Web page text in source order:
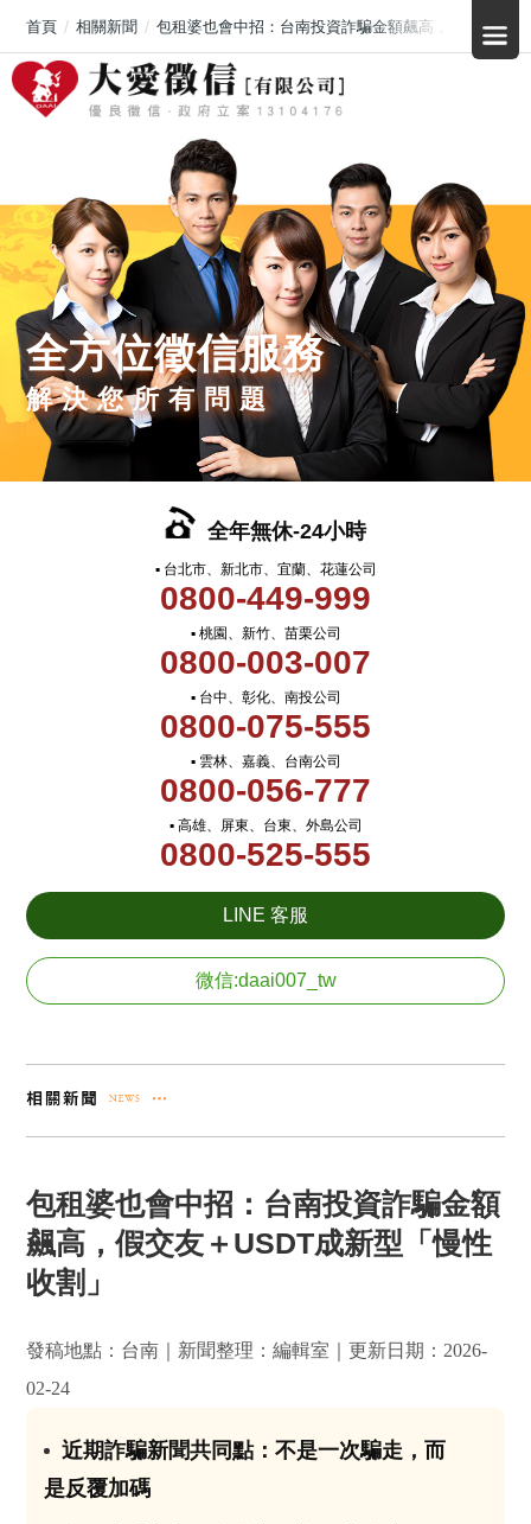
全方位徵信服務
解決您所有問題
全年無休-24小時
▪ 台北市、新北市、宜蘭、花蓮公司
0800-449-999
▪ 桃園、新竹、苗栗公司
0800-003-007
▪ 台中、彰化、南投公司
0800-075-555
▪ 雲林、嘉義、台南公司
0800-056-777
▪ 高雄、屏東、台東、外島公司
0800-525-555
LINE 客服
微信:daai007_tw
首頁 相關新聞 包租婆也會中招：台南投資詐騙金額飆高，假交友＋
包租婆也會中招：台南投資詐騙金額
飆高，假交友＋USDT成新型「慢性
收割」
發稿地點：台南｜新聞整理：編輯室｜更新日期：2026-
02-24
近期詐騙新聞共同點：不是一次騙走，而
是反覆加碼